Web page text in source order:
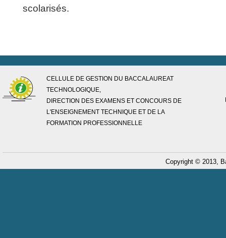
scolarisés.
CELLULE DE GESTION DU BACCALAUREAT
TECHNOLOGIQUE,
DIRECTION DES EXAMENS ET CONCOURS DE
L'ENSEIGNEMENT TECHNIQUE ET DE LA
FORMATION PROFESSIONNELLE
Copyright © 2013,